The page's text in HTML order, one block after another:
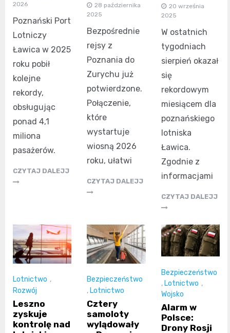
2026
Poznański Port
Lotniczy
Ławica w 2025
roku pobił
kolejne
rekordy,
obsługując
ponad 4,1
miliona
pasażerów.
CZYTAJ DALEJJ
28 października
2025
Bezpośrednie
rejsy z
Poznania do
Zurychu już
potwierdzone.
Połączenie,
które
wystartuje
wiosną 2026
roku, ułatwi
CZYTAJ DALEJJ
20 września
2025
W ostatnich
tygodniach
sierpień okazał
się
rekordowym
miesiącem dla
poznańskiego
lotniska
Ławica.
Zgodnie z
informacjami
CZYTAJ DALEJJ
Lotnictwo ,
Rozwój
Leszno
zyskuje
kontrolę nad
Bezpieczeństwo
, Lotnictwo
Cztery
samoloty
wylądowały
Bezpieczeństwo
, Lotnictwo ,
Wojsko
Alarm w
Polsce:
Drony Rosji